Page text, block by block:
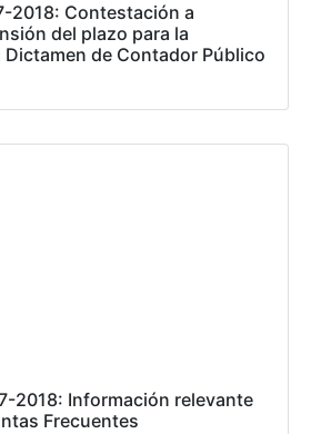
2018: Contestación a
del plazo para la
de Contador Público
2018: Información relevante
Frecuentes